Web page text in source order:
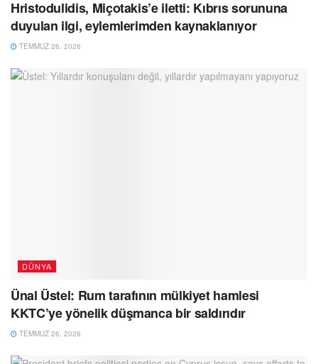
Hristodulidis, Miçotakis’e iletti: Kıbrıs sorununa
duyulan ilgi, eylemlerimden kaynaklanıyor
TEMMUZ 26, 2026
DÜNYA
Ünal Üstel: Rum tarafının mülkiyet hamlesi
KKTC’ye yönelik düşmanca bir saldırıdır
TEMMUZ 26, 2026